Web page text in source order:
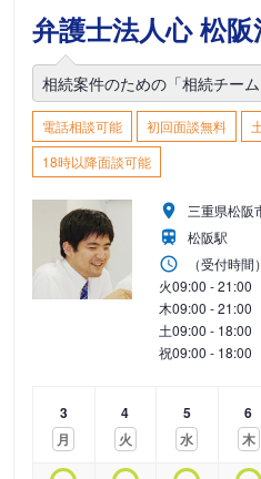
弁護士法人心 松
相続案件のための「相続チー
電話相談可能 初回面談無料
18時以降面談可能
三重県松阪
松阪駅
（受付時間）
火09:00 - 21:00
木09:00 - 21:00
土09:00 - 18:00
祝09:00 - 18:00
3
月
4
火
5
水
6
木